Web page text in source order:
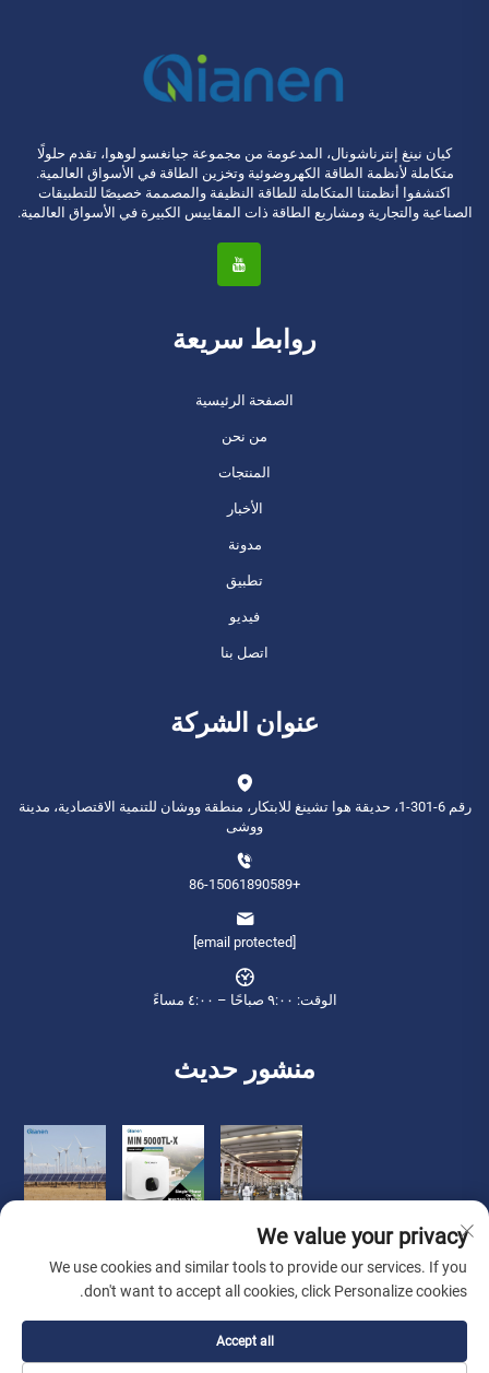
كيان نينغ إنترناشونال، المدعومة من مجموعة جيانغسو لوهوا، تقدم حلولًا
متكاملة لأنظمة الطاقة الكهروضوئية وتخزين الطاقة في الأسواق العالمية.
اكتشفوا أنظمتنا المتكاملة للطاقة النظيفة والمصممة خصيصًا للتطبيقات
الصناعية والتجارية ومشاريع الطاقة ذات المقاييس الكبيرة في الأسواق العالمية.
روابط سريعة
الصفحة الرئيسية
من نحن
المنتجات
الأخبار
مدونة
تطبيق
فيديو
اتصل بنا
عنوان الشركة
رقم 6-301-1، حديقة هوا تشينغ للابتكار، منطقة ووشان للتنمية الاقتصادية، مدينة
ووشى
+86-15061890589
الوقت: ٩:٠٠ صباحًا – ٤:٠٠ مساءً
منشور حديث
حقوق الطبع والنشر © 2026 شركة تشيانينغ للتجارة الدولية (ووشى) المحدودة.
We value your privacy
We use cookies and similar tools to provide our services. If you
don't want to accept all cookies, click Personalize cookies.
Accept all